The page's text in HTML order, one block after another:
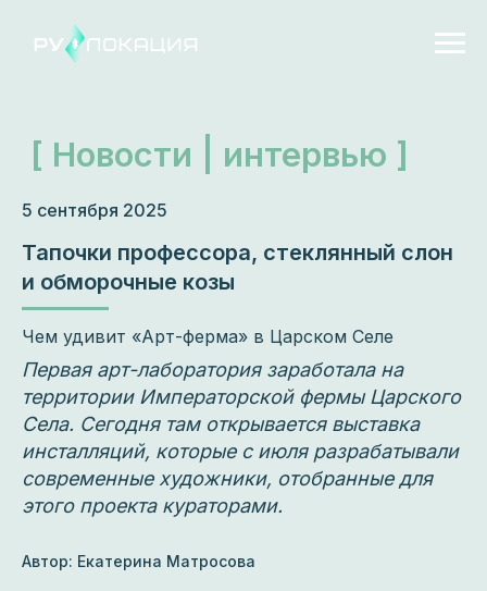
5 сентября 2025
Тапочки профессора, стеклянный слон
и обморочные козы
Чем удивит «Арт-ферма» в Царском Селе
Первая арт-лаборатория заработала на
территории Императорской фермы Царского
Села. Сегодня там открывается выставка
инсталляций, которые с июля разрабатывали
современные художники, отобранные для
этого проекта кураторами.
Автор: Екатерина Матросова